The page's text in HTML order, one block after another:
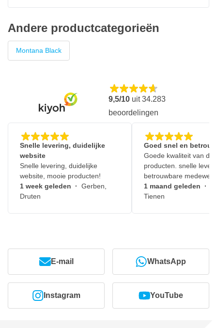
Andere productcategorieën
Montana Black
9,5/10 uit34.283
beoordelingen
Snelle levering, duidelijke
website
Snelle levering, duidelijke
website, mooie producten!
1 week geleden · Gerben,
Druten
Goed snel en
Goede kwaliteit van de
producten. snelle
betrouwbare
1 maand geleden ·
Tienen
E-mail WhatsApp
Instagram YouTube